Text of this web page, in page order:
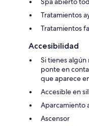
Tratamientos
Tratamientos
Accesibilidad
Si tienes
ponte en
que aparece
Accesible en
Aparcamiento
Ascensor